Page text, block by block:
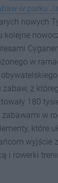
w parku
nowych
kolejne
w
zabaw, z
180
w
które
wyjście
i rowerki